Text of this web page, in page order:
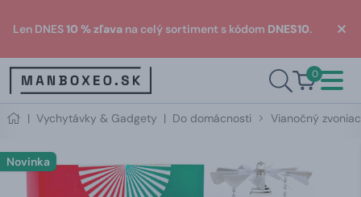
Len DNES10 % zľava na celý sortiment s kódom DNES10.
0
| Vychytávky & Gadgety | Do domácnosti Vianočný
Novinka